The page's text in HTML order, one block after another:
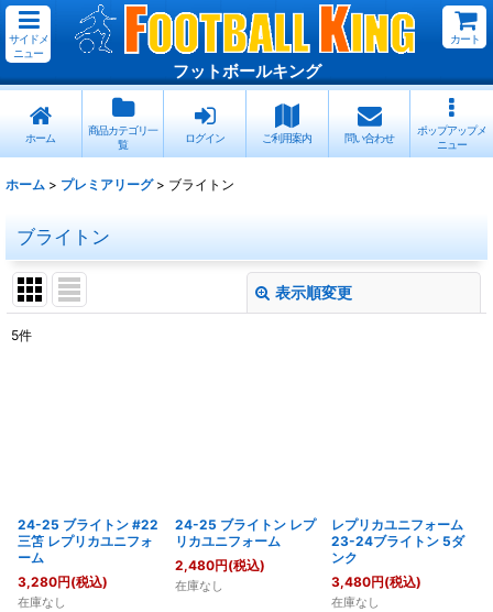
サイドメ
ニュー
フットボールキング
カート
ホーム
商品カテゴリ一
覧
ログイン ご利用案内 問い合わせ
ポップアップメ
ニュー
ホーム > プレミアリーグ > ブライトン
ブライトン
表示順変更
絞り込む
5件
24-25 ブライトン #22
三笘 レプリカユニフォ
ーム
3,280円(税込)
在庫なし
24-25 ブライトン レプ
リカユニフォーム
2,480円(税込)
在庫なし
レプリカユニフォーム
23-24ブライトン 5ダ
ンク
3,480円(税込)
在庫なし